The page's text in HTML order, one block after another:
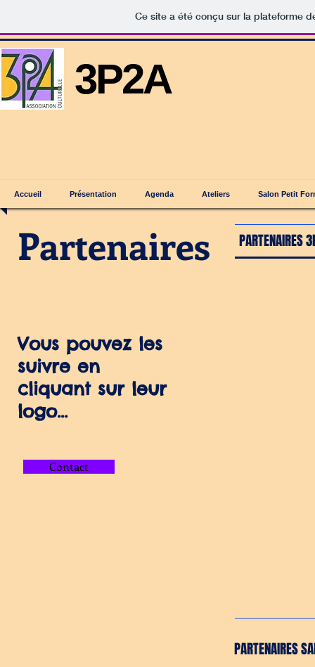
Ce site a été conçu sur la plateforme
3P2A
Accueil Présentation Agenda Ateliers Salon Petit
Partenaires PARTENAIRES
Vous pouvez les
suivre en
cliquant sur leur
logo...
Contact
PARTENAIRES